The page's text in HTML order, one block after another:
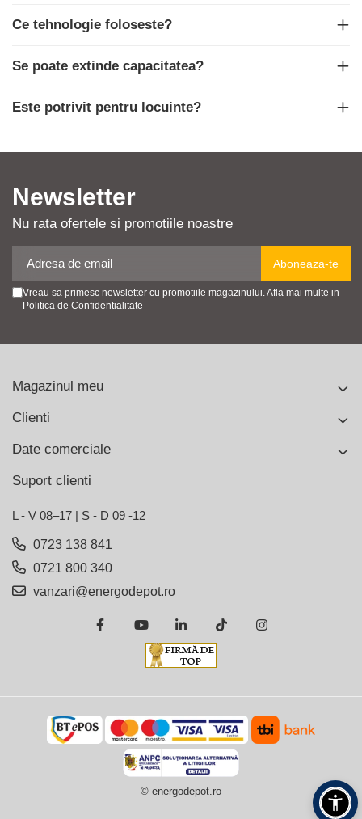
Ce tehnologie foloseste?
Se poate extinde capacitatea?
Este potrivit pentru locuinte?
Newsletter
Nu rata ofertele si promotiile noastre
Vreau sa primesc newsletter cu promotiile magazinului. Afla mai multe in
Politica de Confidentialitate
Magazinul meu
Clienti
Date comerciale
Suport clienti
L - V 08–17 | S - D 09 -12
0723 138 841
0721 800 340
vanzari@energodepot.ro
© energodepot.ro